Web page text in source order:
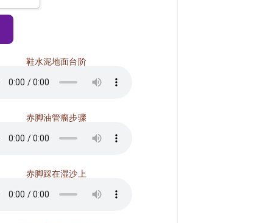
鞋水泥地面台阶
赤脚油管瘤步骤
赤脚踩在湿沙上